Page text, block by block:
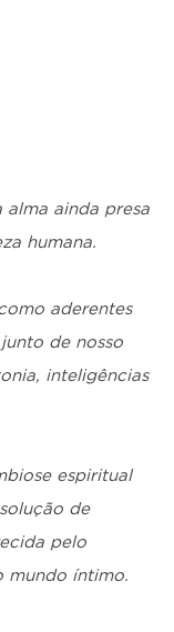
alma ainda presa
humana.
aderentes
de nosso
inteligências
espiritual
de
pelo
mundo íntimo.